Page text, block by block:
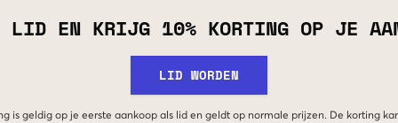
LID EN KRIJG 10% KORTING OP JE
LID WORDEN
is geldig op je eerste aankoop als lid en geldt op normale prijzen. De korting